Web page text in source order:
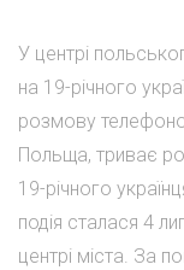
У центрі
на 19-річного
розмову
Польща, триває
19-річного
подія сталася 4
центрі міста. За